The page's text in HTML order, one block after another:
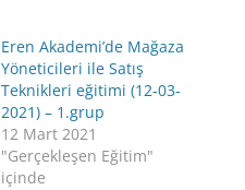
Eren Akademi’de Mağaza
Yöneticileri ile Satış
Teknikleri eğitimi (12-03-
2021) – 1.grup
12 Mart 2021
"Gerçekleşen Eğitim"
içinde